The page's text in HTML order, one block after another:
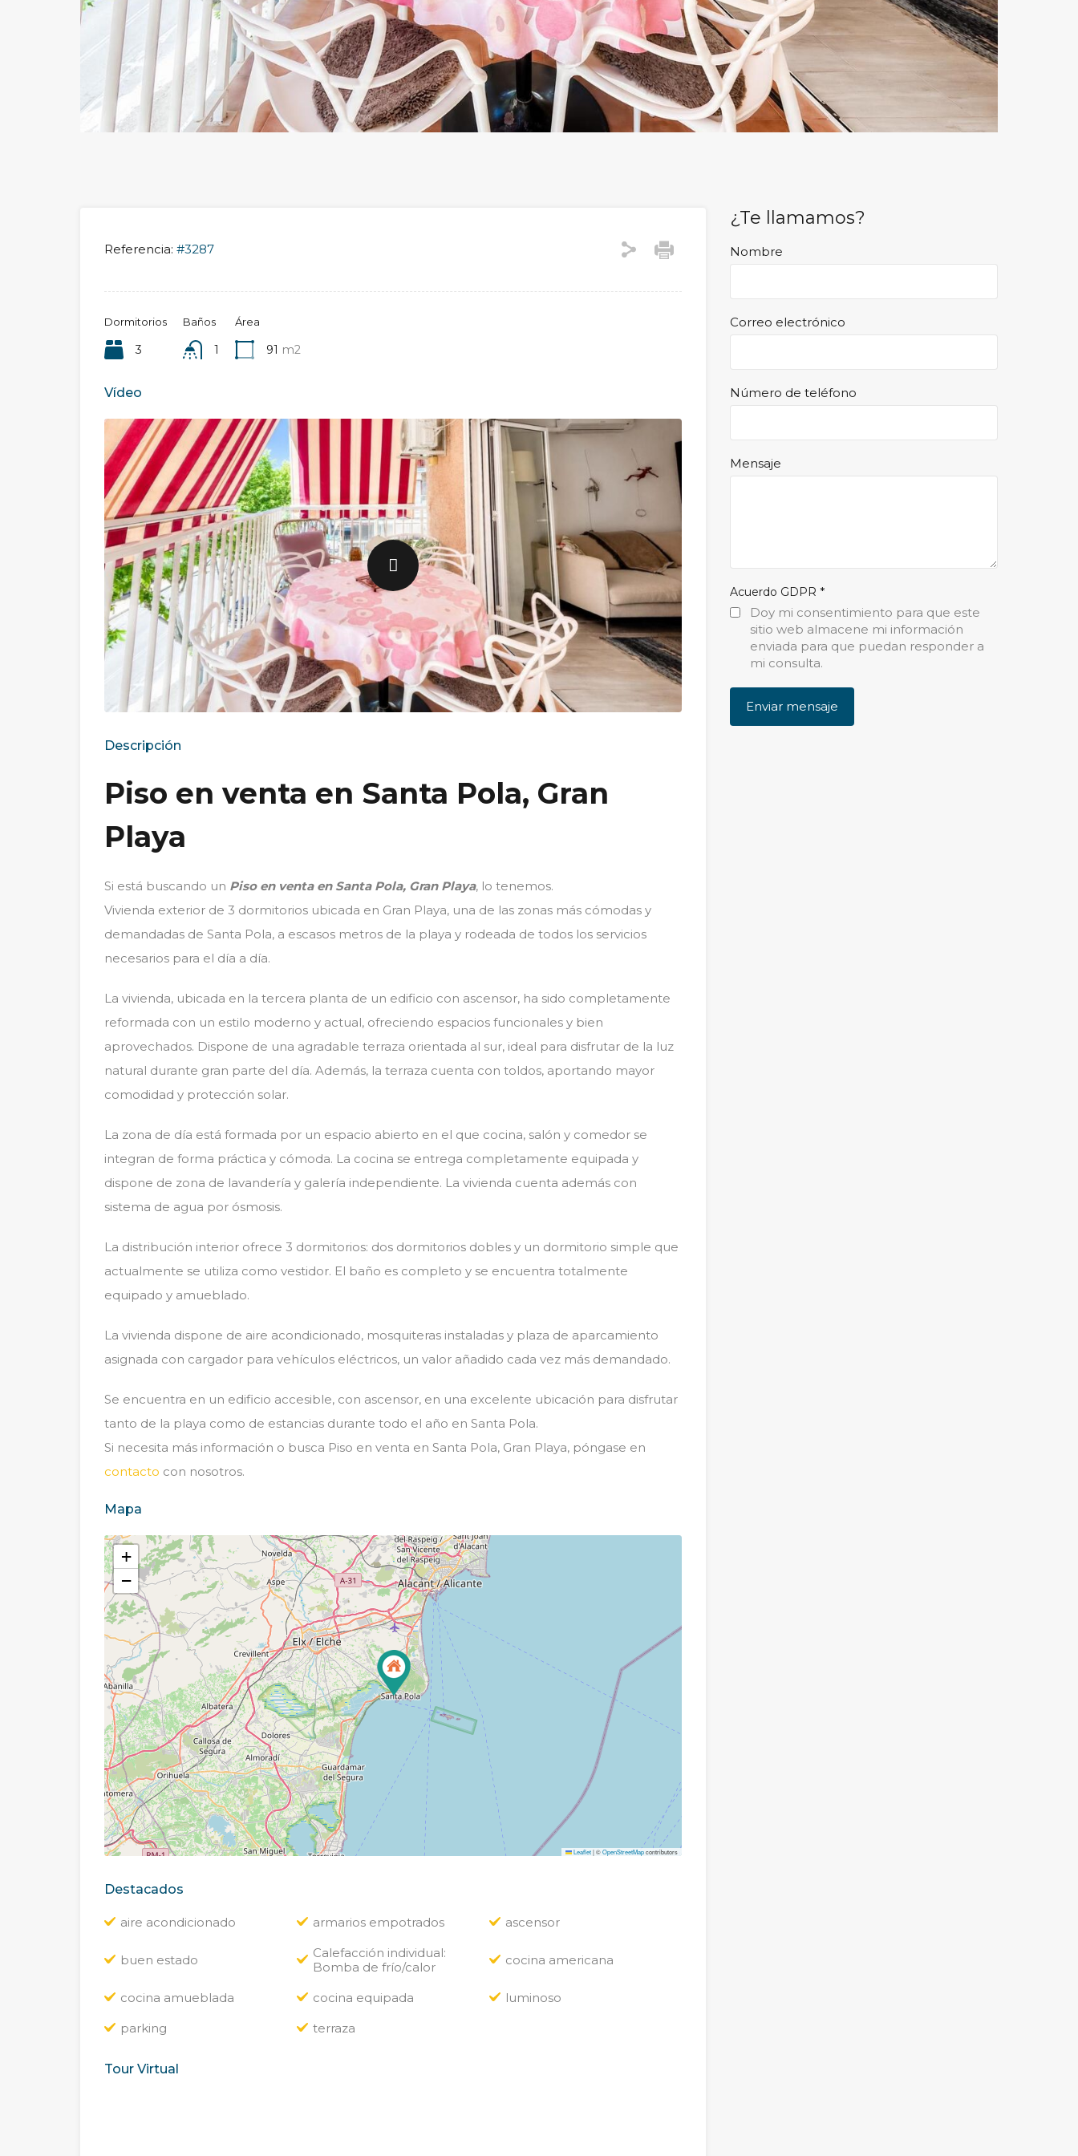
Referencia: #3287
Dormitorios
3
Baños
1
Área
91 m2
Vídeo
Descripción
Piso en venta en Santa Pola, Gran
Playa
Si está buscando un Piso en venta en Santa Pola, Gran Playa, lo tenemos.
Vivienda exterior de 3 dormitorios ubicada en Gran Playa, una de las zonas más cómodas y
demandadas de Santa Pola, a escasos metros de la playa y rodeada de todos los servicios
necesarios para el día a día.
La vivienda, ubicada en la tercera planta de un edificio con ascensor, ha sido completamente
reformada con un estilo moderno y actual, ofreciendo espacios funcionales y bien
aprovechados. Dispone de una agradable terraza orientada al sur, ideal para disfrutar de la luz
natural durante gran parte del día. Además, la terraza cuenta con toldos, aportando mayor
comodidad y protección solar.
La zona de día está formada por un espacio abierto en el que cocina, salón y comedor se
integran de forma práctica y cómoda. La cocina se entrega completamente equipada y
dispone de zona de lavandería y galería independiente. La vivienda cuenta además con
sistema de agua por ósmosis.
La distribución interior ofrece 3 dormitorios: dos dormitorios dobles y un dormitorio simple que
actualmente se utiliza como vestidor. El baño es completo y se encuentra totalmente
equipado y amueblado.
La vivienda dispone de aire acondicionado, mosquiteras instaladas y plaza de aparcamiento
asignada con cargador para vehículos eléctricos, un valor añadido cada vez más demandado.
Se encuentra en un edificio accesible, con ascensor, en una excelente ubicación para disfrutar
tanto de la playa como de estancias durante todo el año en Santa Pola.
Si necesita más información o busca Piso en venta en Santa Pola, Gran Playa, póngase en
contacto con nosotros.
Mapa
+
−
Leaflet|©OpenStreetMapcontributors
Destacados
aire acondicionado armarios empotrados ascensor
buen estado
Calefacción individual:
Bomba de frío/calor
cocina americana
cocina amueblada cocina equipada
luminoso
parking
terraza
Tour Virtual
¿Te llamamos?
Nombre
Correo electrónico
Número de teléfono
Mensaje
Acuerdo GDPR *
Doy mi consentimiento para que este
sitio web almacene mi información
enviada para que puedan responder a
mi consulta.